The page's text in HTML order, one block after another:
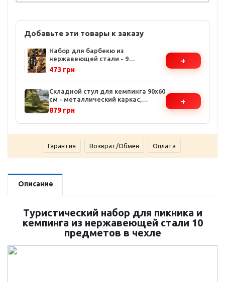
Добавьте эти товары к заказу
Набор для барбекю из
нержавеющей стали - 9
предметов, удлиненные ручки,
компактный чехол
473 грн
+
Складной стул для кемпинга 90х60
см - металлический каркас,
удобная спинка, зеленый цвет,
чехол в комплекте
879 грн
+
Гарантия Возврат/Обмен Оплата
Описание
Туристический набор для пикника и
кемпинга из нержавеющей стали 10
предметов в чехле